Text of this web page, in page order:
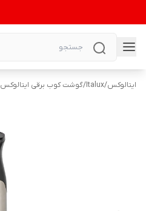
ایتالوکس/
Italux
/گوشت کوب برقی ایتالوکس